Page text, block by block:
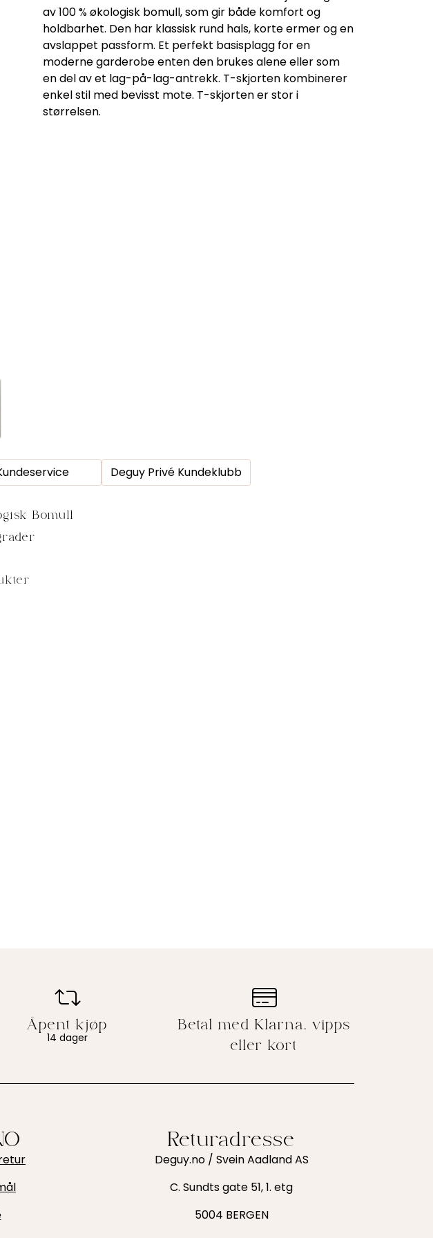
av 100 % økologisk bomull, som gir både komfort og
holdbarhet. Den har klassisk rund hals, korte ermer og en
avslappet passform. Et perfekt basisplagg for en
moderne garderobe enten den brukes alene eller som
en del av et lag-på-lag-antrekk. T-skjorten kombinerer
enkel stil med bevisst mote. T-skjorten er stor i
størrelsen.
Deguy Privé Kundeklubb
14 dager
Deguy.no / Svein Aadland AS
C. Sundts gate 51, 1. etg
5004 BERGEN